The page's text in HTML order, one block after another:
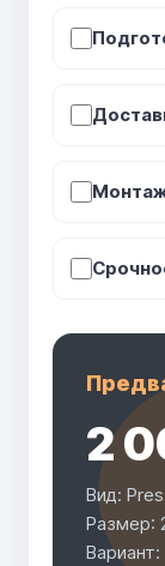
2
Вид:
Размер:
Вариант: